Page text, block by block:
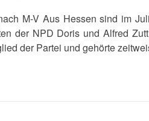
M-V Aus Hessen sind im
der NPD Doris und Alfred
der Partei und gehörte